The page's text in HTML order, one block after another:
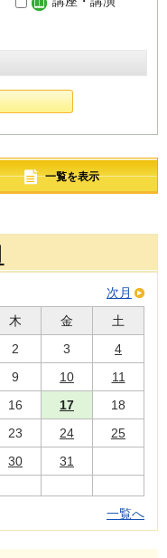
一覧を表示
次月
木 金
土
2 3
4
9 10
11
16 17
18
23 24
25
30 31
一覧へ